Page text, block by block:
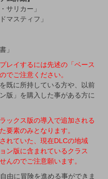
サリカー」
マスティフ」
」
レイするには先述の「ベース
でご注意ください。
既に所持している方や、以前
版」を購入した事がある方に
ックス版の導入で追加される
要素のみとなります。
れていた、現在DLCの地域
ン版に含まれているクラス
んのでご注意願います。
由に冒険を進める事ができま